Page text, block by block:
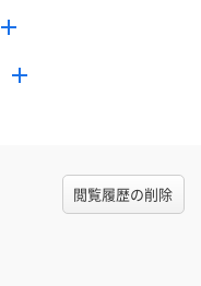
閲覧履歴の削除